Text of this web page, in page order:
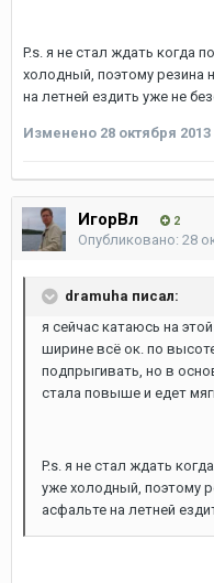
P.s. я не стал ждать когда
холодный, поэтому резина
на летней ездить уже не
Изменено 28 октября 2013
ИгорВл 2
Опубликовано: 28
dramuha писал:
я сейчас катаюсь на
ширине всё ок. по
подпрыгивать, но в
стала повыше и едет
P.s. я не стал ждать
уже холодный, поэтому
асфальте на летней